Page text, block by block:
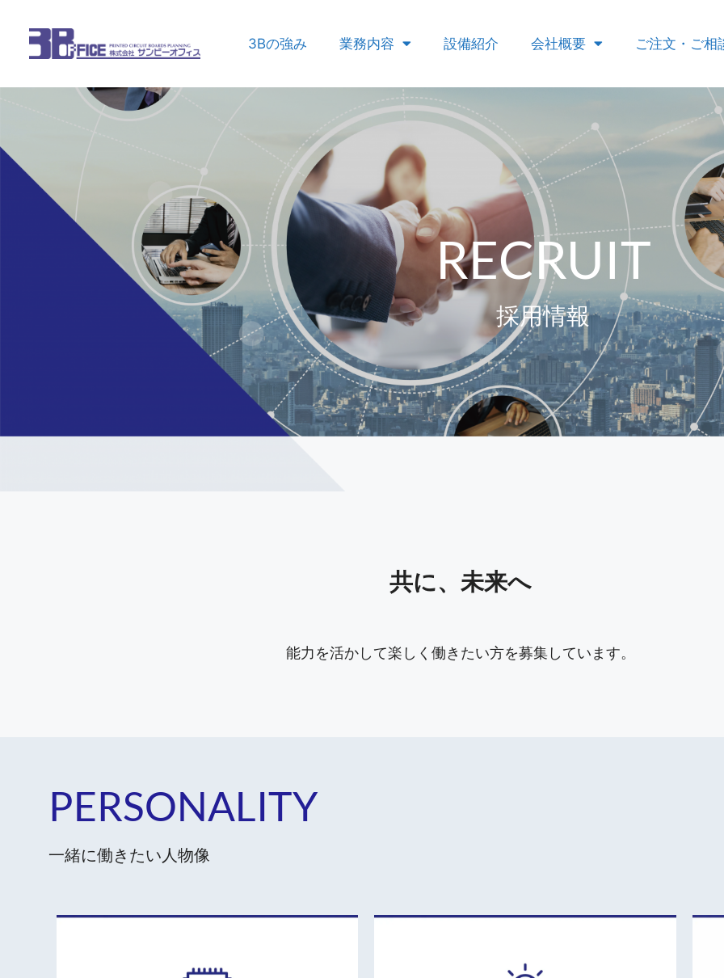
3Bの強み 業務内容 設備紹介 会社概要 ご注文・ご相
RECRUIT
採用情報
共に、未来へ
能力を活かして楽しく働きたい方を募集しています。
PERSONALITY
一緒に働きたい人物像